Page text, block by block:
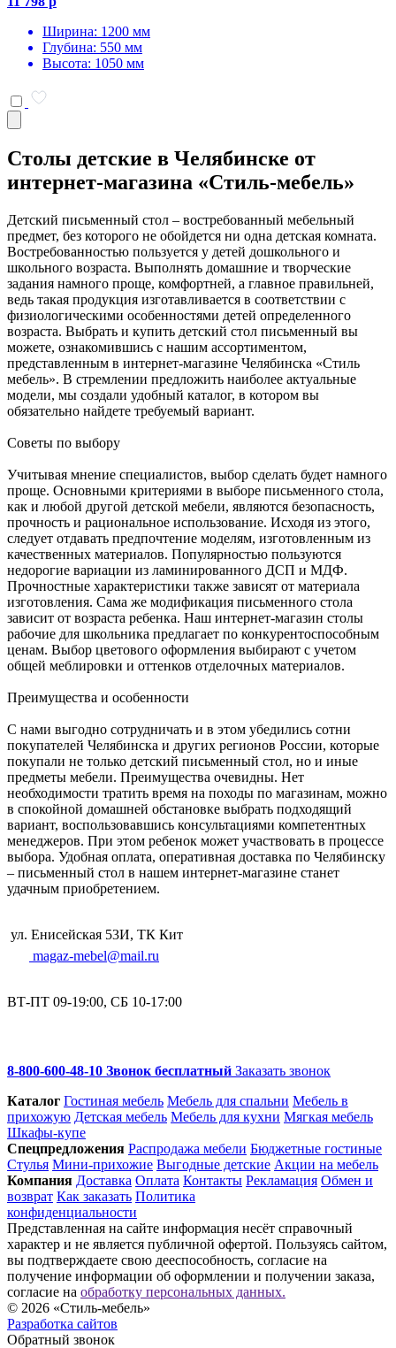
Ширина: 1200 мм
Глубина: 550 мм
Высота: 1050 мм
Столы детские в Челябинске от
интернет-магазина «Стиль-мебель»
Детский письменный стол – востребованный мебельный
предмет, без которого не обойдется ни одна детская комната.
Востребованностью пользуется у детей дошкольного и
школьного возраста. Выполнять домашние и творческие
задания намного проще, комфортней, а главное правильней,
ведь такая продукция изготавливается в соответствии с
физиологическими особенностями детей определенного
возраста. Выбрать и купить детский стол письменный вы
можете, ознакомившись с нашим ассортиментом,
представленным в интернет-магазине Челябинска «Стиль
мебель». В стремлении предложить наиболее актуальные
модели, мы создали удобный каталог, в котором вы
обязательно найдете требуемый вариант.
Советы по выбору
Учитывая мнение специалистов, выбор сделать будет намного
проще. Основными критериями в выборе письменного стола,
как и любой другой детской мебели, являются безопасность,
прочность и рациональное использование. Исходя из этого,
следует отдавать предпочтение моделям, изготовленным из
качественных материалов. Популярностью пользуются
недорогие вариации из ламинированного ДСП и МДФ.
Прочностные характеристики также зависят от материала
изготовления. Сама же модификация письменного стола
зависит от возраста ребенка. Наш интернет-магазин столы
рабочие для школьника предлагает по конкурентоспособным
ценам. Выбор цветового оформления выбирают с учетом
общей меблировки и оттенков отделочных материалов.
Преимущества и особенности
С нами выгодно сотрудничать и в этом убедились сотни
покупателей Челябинска и других регионов России, которые
покупали не только детский письменный стол, но и иные
предметы мебели. Преимущества очевидны. Нет
необходимости тратить время на походы по магазинам, можно
в спокойной домашней обстановке выбрать подходящий
вариант, воспользовавшись консультациями компетентных
менеджеров. При этом ребенок может участвовать в процессе
выбора. Удобная оплата, оперативная доставка по Челябинску
– письменный стол в нашем интернет-магазине станет
удачным приобретением.
ул. Енисейская 53И, ТК Кит
magaz-mebel@mail.ru
ВТ-ПТ 09-19:00, СБ 10-17:00
8-800-600-48-10 Звонок бесплатный Заказать звонок
Каталог Гостиная мебель Мебель для спальни Мебель в
прихожую Детская мебель Мебель для кухни Мягкая мебель
Шкафы-купе
Спец­предложения Распродажа мебели Бюджетные гостиные
Стулья Мини-прихожие Выгодные детские Акции на мебель
Компания Доставка Оплата Контакты Рекламация Обмен и
возврат Как заказать Политика
конфиденциальности
Представленная на сайте информация несёт справочный
характер и не является публичной офертой. Пользуясь сайтом,
вы подтверждаете свою дееспособность, согласие на
получение информации об оформлении и получении заказа,
согласие на обработку персональных данных.
© 2026 «Стиль-мебель»
Разработка сайтов
Обратный звонок